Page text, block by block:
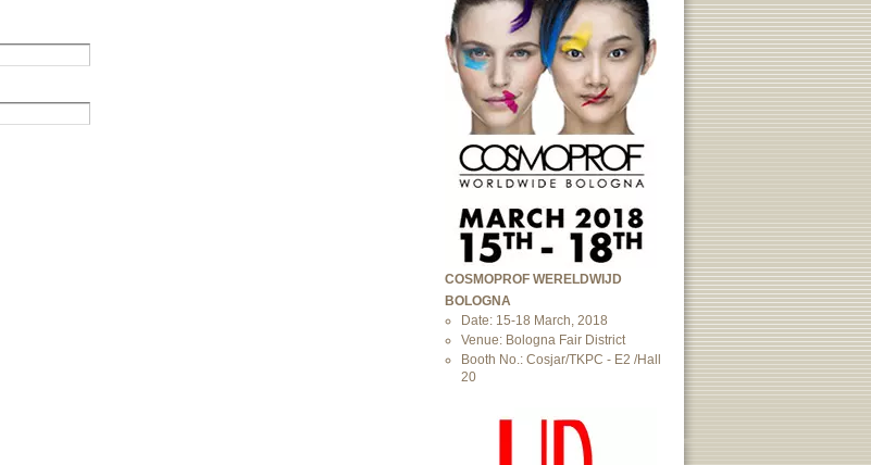
COSMOPROF WERELDWIJD
BOLOGNA
Date: 15-18 March, 2018
Venue: Bologna Fair District
Booth No.: Cosjar/TKPC - E2 /Hall
20